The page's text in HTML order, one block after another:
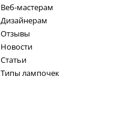
Веб-мастерам
Дизайнерам
Отзывы
Новости
Статьи
Типы лампочек